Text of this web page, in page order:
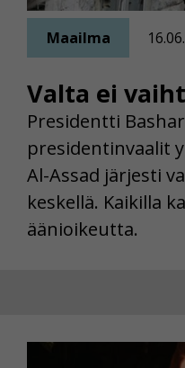
Valta ei
Maailma
Presidentti
presidentinvaalit
Al-Assad järjesti
keskellä. Kaikilla
äänioikeutta.